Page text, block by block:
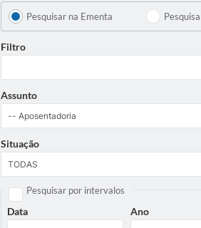
Pesquisar na Ementa
Filtro
Assunto
Situação
Pesquisar por intervalos
Data Ano